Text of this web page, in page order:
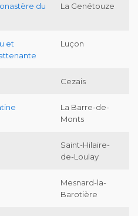
du
La Genétouze
et
Luçon
Cezais
La Barre-de-
Monts
Saint-Hilaire-
de-Loulay
Mesnard-la-
Barotière